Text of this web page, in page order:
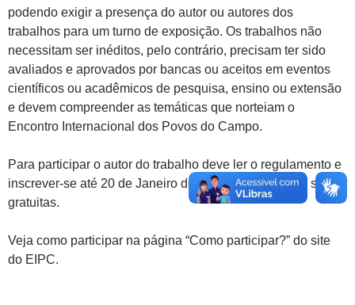
podendo exigir a presença do autor ou autores dos
trabalhos para um turno de exposição. Os trabalhos não
necessitam ser inéditos, pelo contrário, precisam ter sido
avaliados e aprovados por bancas ou aceitos em eventos
científicos ou acadêmicos de pesquisa, ensino ou extensão
e devem compreender as temáticas que norteiam o
Encontro Internacional dos Povos do Campo.
Para participar o autor do trabalho deve ler o regulamento e
inscrever-se até 20 de Janeiro de 2020. As inscrições são
gratuitas.
Veja como participar na página “Como participar?” do site
do EIPC.